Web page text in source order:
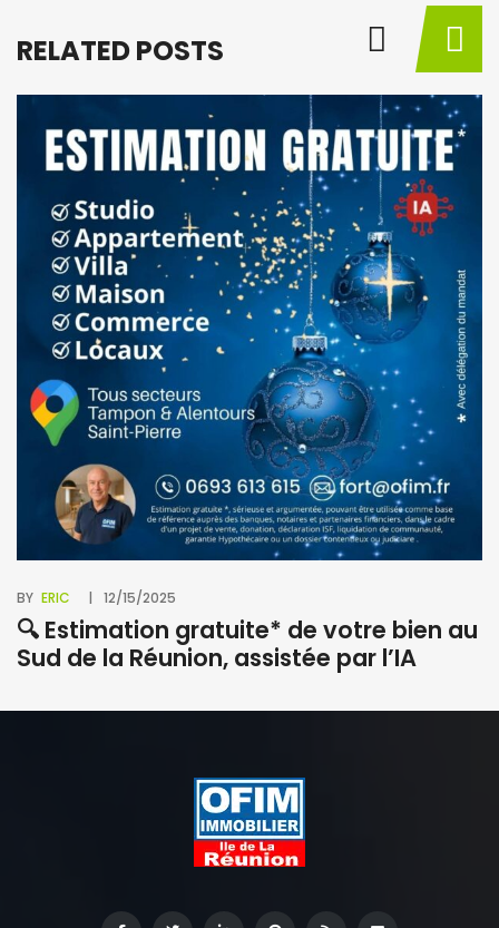
RELATED POSTS
BY ERIC 12/15/2025
🔍 Estimation gratuite* de votre bien au
Sud de la Réunion, assistée par l’IA